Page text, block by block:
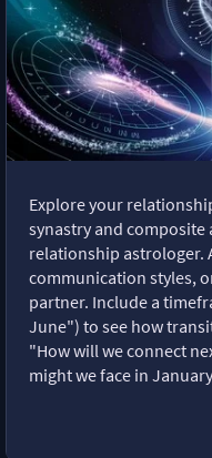
Explore your
synastry and
relationship astrologer.
communication styles,
partner. Include a
June") to see how
"How will we connect
might we face in